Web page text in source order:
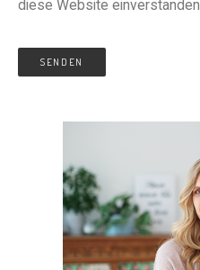
diese Website einverstanden.